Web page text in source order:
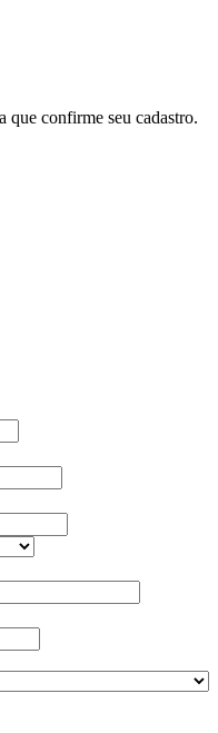
que confirme seu cadastro.